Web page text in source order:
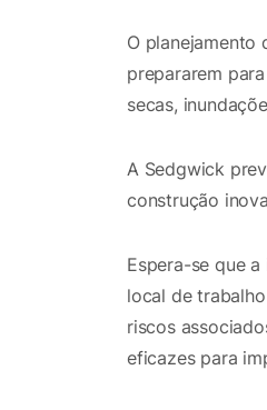
O planejamento
prepararem
secas,
A Sedgwick
construção
Espera-se que
local de
riscos
eficazes para